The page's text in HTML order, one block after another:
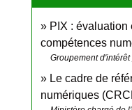
PIX :
compétences
Groupement
Le cadre de
numériques